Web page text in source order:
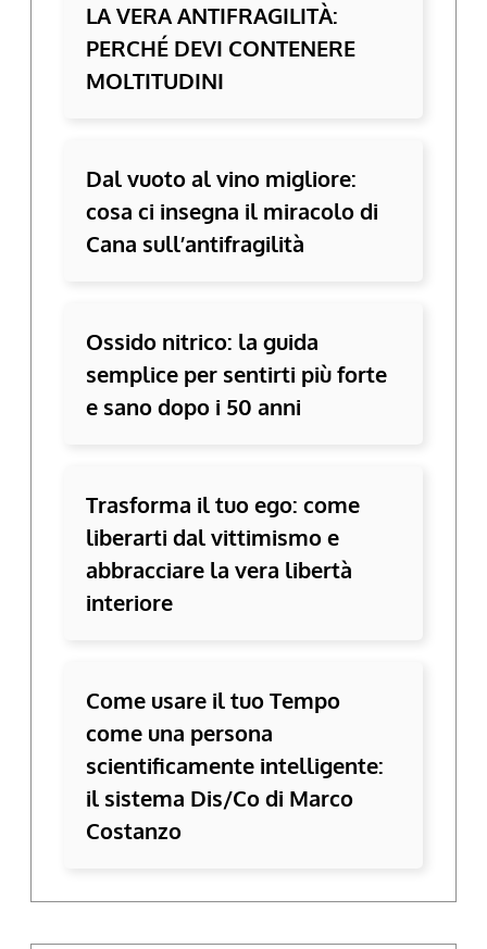
LA VERA ANTIFRAGILITÀ:
PERCHÉ DEVI CONTENERE
MOLTITUDINI
Dal vuoto al vino migliore:
cosa ci insegna il miracolo di
Cana sull’antifragilità
Ossido nitrico: la guida
semplice per sentirti più forte
e sano dopo i 50 anni
Trasforma il tuo ego: come
liberarti dal vittimismo e
abbracciare la vera libertà
interiore
Come usare il tuo Tempo
come una persona
scientificamente intelligente:
il sistema Dis/Co di Marco
Costanzo